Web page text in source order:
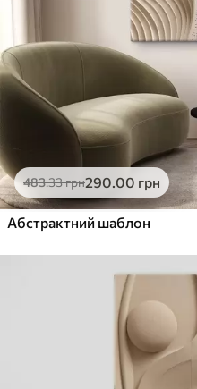
483.33грн290.00 грн
Абстрактний шаблон